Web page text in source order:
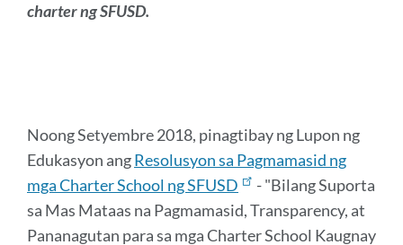
charter ng SFUSD.
Noong Setyembre 2018, pinagtibay ng Lupon ng
Edukasyon angResolusyon sa Pagmamasid ng
mga Charter School ng SFUSD
- "Bilang Suporta
sa Mas Mataas na Pagmamasid, Transparency, at
Pananagutan para sa mga Charter School Kaugnay